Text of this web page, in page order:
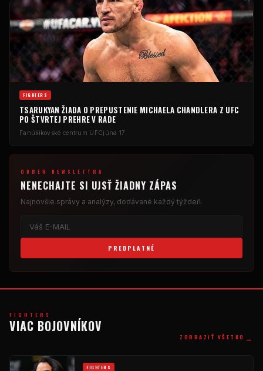
FIGHTERS
TSARUKYAN ŽIADA O PREPUSTENIE MICHAELA CHANDLERA Z UFC
PO ŠTVRTEJ PREHRE V RADE
Fanúšikovské centrum UFCjúna 17
ODBER NEWSLETTRA
NENECHAJTE SI UJSŤ ŽIADNY ZÁPAS
Najnovšie správy a analýzy, dodávané každý týždeň.
PREDPLATNÉ
FIGHTERS
VIAC BOJOVNÍKOV
ZOBRAZIŤ VŠETKO →
FIGHTERS